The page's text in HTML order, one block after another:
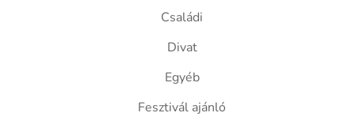
Családi
Divat
Egyéb
Fesztivál ajánló